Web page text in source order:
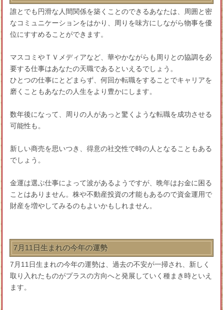
誰とでも円滑な人間関係を築くことのできるあなたは、周囲と密
なコミュニケーションをはかり、周りを味方にしながら物事を優
位にすすめることができます。
マスコミやＴＶメディアなど、華やかながらも周りとの協調を必
要する仕事はあなたの天職であるといえるでしょう。
ひとつの仕事にとどまらず、何回か転職をすることでキャリアを
磨くこともあなたの人生をより豊かにします。
数年後になって、周りの人があっと驚くような転職を成功させる
可能性も。
新しい商売を思いつき、得意の社交性で時の人となることもある
でしょう。
金運は選ぶ仕事によって波があるようですが、晩年はお金に困る
ことはありません。株や不動産投資の才能もあるので資金運用で
財産を増やしてみるのもよいかもしれません。
7月11日生まれの今年の運勢
7月11日生まれの今年の運勢は、過去の不安が一掃され、新しく
取り入れたものがプラスの方向へと発展していく種まき時といえ
ます。